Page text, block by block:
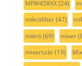
MFW45XXX(24)
mikrofilter(47)
mikró(69) mixer
mixerszár(19)